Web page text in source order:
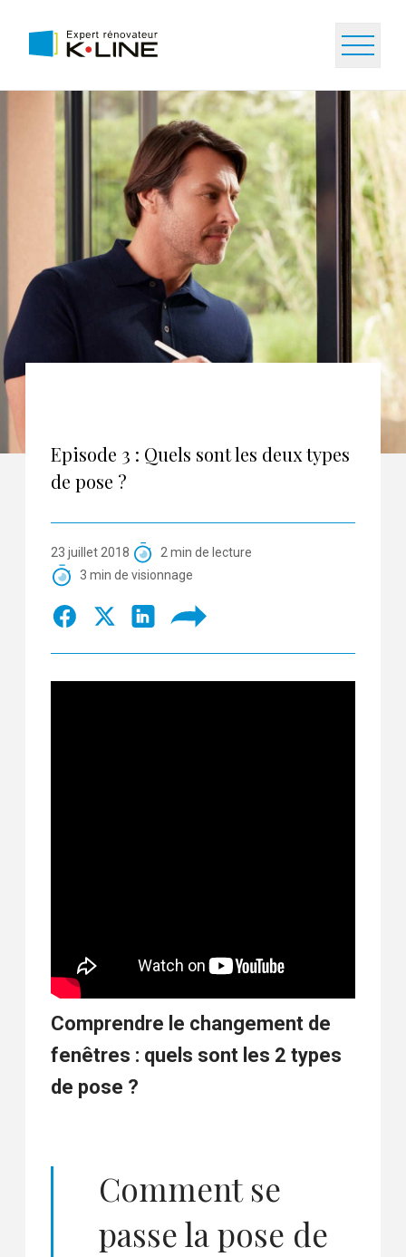
Episode 3 : Quels sont les deux types
de pose ?
23 juillet 2018
2 min de lecture
3 min de visionnage
Comprendre le changement de
fenêtres : quels sont les 2 types
de pose ?
Comment se
passe la pose de